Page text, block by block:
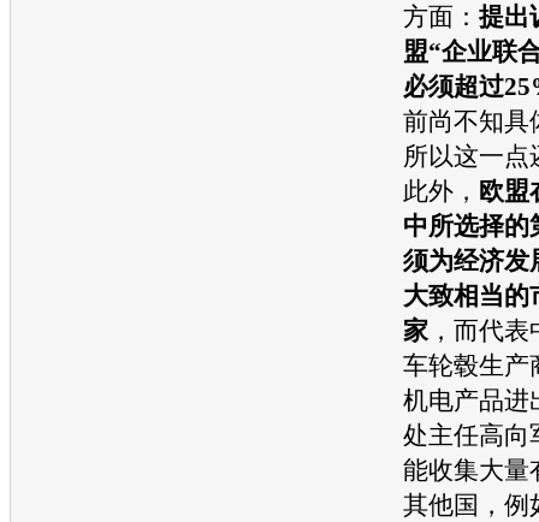
方面： 提出
盟“企业联
必须超过
前尚不知具
所以这一点
此外， 欧盟
中所选择的
须为经济发
大致相当的
家 ，而代
车轮毂生产
机电产品进
处主任高向
能收集大量
其他国，例